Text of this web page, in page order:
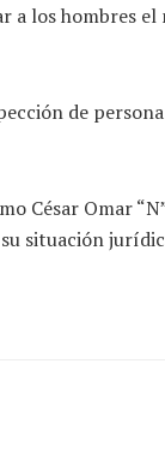
los hombres
de
César Omar
situación